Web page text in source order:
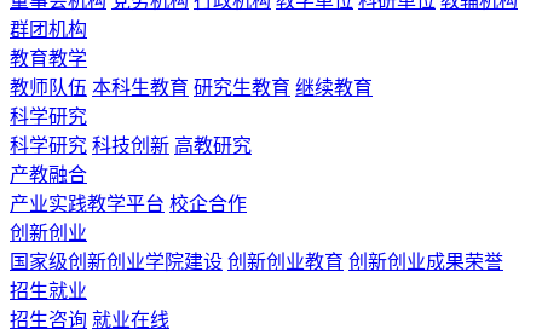
群团机构
教育教学
教师队伍 本科生教育 研究生教育 继续教育
科学研究
科学研究 科技创新 高教研究
产教融合
产业实践教学平台 校企合作
创新创业
国家级创新创业学院建设 创新创业教育 创新创业成果荣誉
招生就业
招生咨询 就业在线